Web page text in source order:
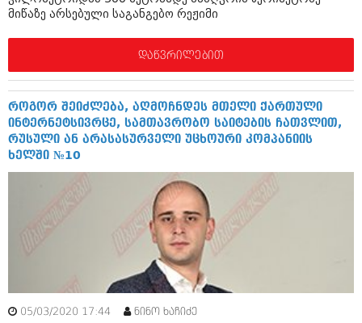
მოდა + დიზაინი
მედიცინა
სპორტი
კადრს მიღმა
კულინარია
ავტორჩევები
გვარები
სპორტი
კულინარია
ავტორჩევები
ბელადები
ბიზნესსიახლეები
გვარები
თემიდას სასწორი
კალეიდოსკოპი
მიწაზე არსებული საგანგებო რეჟიმი
დაწვრილებით
როგორ შეიძლება, აღმოჩნდეს მთელი ქართული
ინტერნეტსივრცე, სამთავრობო საიტების ჩათვლით,
რუსული ან არასასურველი უცხოური კომპანიის
ხელში №10
05/03/2020 17:44 ნინო ხაჩიძე